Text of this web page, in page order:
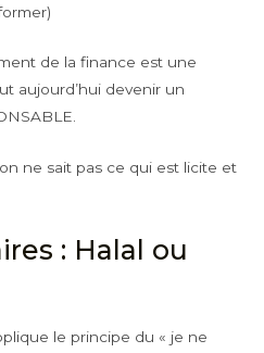
de la finance est une
aujourd’hui devenir un
ne sait pas ce qui est licite et
: Halal ou
le principe du « je ne